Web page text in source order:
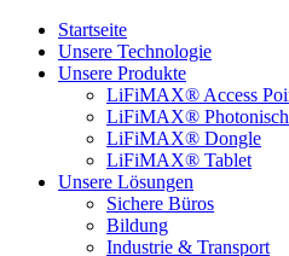
Startseite
Unsere Technologie
Unsere Produkte
LiFiMAX® Access
LiFiMAX®
LiFiMAX® Dongle
LiFiMAX® Tablet
Unsere Lösungen
Sichere Büros
Bildung
Industrie & Transport